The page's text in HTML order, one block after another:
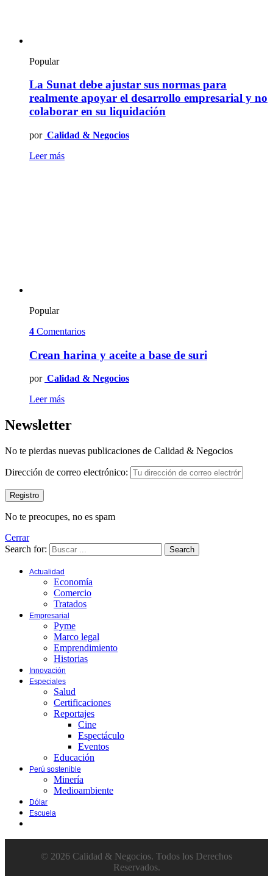
Popular
La Sunat debe ajustar sus normas para
realmente apoyar el desarrollo empresarial y no
colaborar en su liquidación
por Calidad & Negocios
Leer más
Popular
4 Comentarios
Crean harina y aceite a base de suri
por Calidad & Negocios
Leer más
Newsletter
No te pierdas nuevas publicaciones de Calidad & Negocios
Dirección de correo electrónico:
No te preocupes, no es spam
Cerrar
Search for:
Search
Actualidad
Economía
Comercio
Tratados
Empresarial
Pyme
Marco legal
Emprendimiento
Historias
Innovación
Especiales
Salud
Certificaciones
Reportajes
Cine
Espectáculo
Eventos
Educación
Perú sostenible
Minería
Medioambiente
Dólar
Escuela
© 2026 Calidad & Negocios. Todos los Derechos
Reservados.